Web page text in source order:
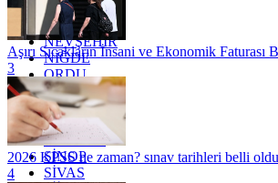
MUĞLA
MUŞ
NEVŞEHİR
NİĞDE
ORDU
OSMANİYE
RİZE
SAKARYA
SAMSUN
SİNOP
SİVAS
Aşırı Sıcakların İnsani ve Ekonomik Faturası
3
2026 KPSS ne zaman? sınav tarihleri belli oldu
4